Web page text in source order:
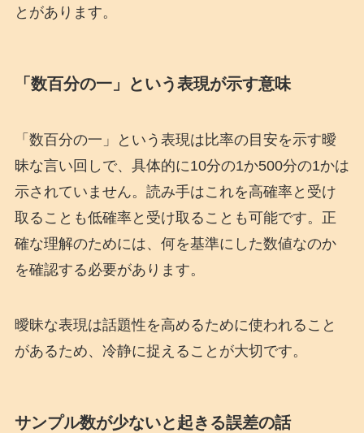
とがあります。
「数百分の一」という表現が示す意味
「数百分の一」という表現は比率の目安を示す曖
昧な言い回しで、具体的に10分の1か500分の1かは
示されていません。読み手はこれを高確率と受け
取ることも低確率と受け取ることも可能です。正
確な理解のためには、何を基準にした数値なのか
を確認する必要があります。
曖昧な表現は話題性を高めるために使われること
があるため、冷静に捉えることが大切です。
サンプル数が少ないと起きる誤差の話